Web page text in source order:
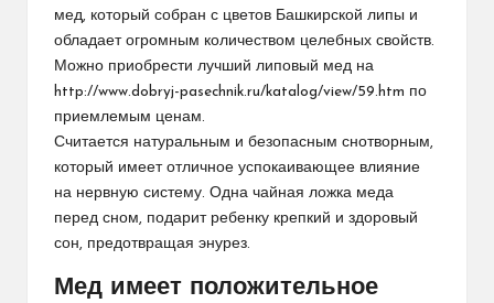
мед, который собран с цветов Башкирской липы и
обладает огромным количеством целебных свойств.
Можно приобрести лучший липовый мед на
http://www.dobryj-pasechnik.ru/katalog/view/59.htm по
приемлемым ценам.
Считается натуральным и безопасным снотворным,
который имеет отличное успокаивающее влияние
на нервную систему. Одна чайная ложка меда
перед сном, подарит ребенку крепкий и здоровый
сон, предотвращая энурез.
Мед имеет положительное